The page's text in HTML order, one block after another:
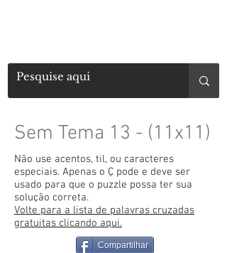
Sem Tema 13 - (11x11)
Não use acentos, til, ou caracteres
especiais. Apenas o Ç pode e deve ser
usado para que o puzzle possa ter sua
solução correta.
Volte para a lista de palavras cruzadas
gratuitas clicando aqui.
Compartilhar